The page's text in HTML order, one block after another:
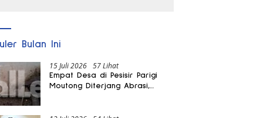
Bulan Ini
15 Juli 2026 57 Lihat
Empat Desa di Pesisir Parigi
Moutong Diterjang Abrasi,